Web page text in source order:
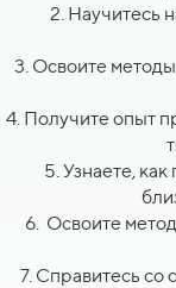
2. Научитесь
3. Освоите
4. Получите опыт
5. Узнаете,
6. Освоите
7. Справитесь со